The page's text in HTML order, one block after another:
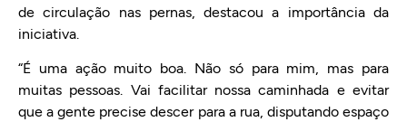
de circulação nas pernas, destacou a importância da
iniciativa.
“É uma ação muito boa. Não só para mim, mas para
muitas pessoas. Vai facilitar nossa caminhada e evitar
que a gente precise descer para a rua, disputando espaço